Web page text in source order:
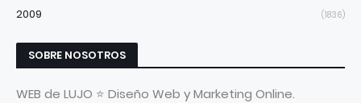
2009 (1836)
SOBRE NOSOTROS
WEB de LUJO ⭐ Diseño Web y Marketing Online.